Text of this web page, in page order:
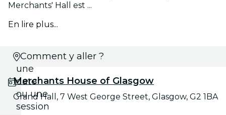
Merchants' Hall est ...
En lire plus...
Choisis
une
date
ou une
session
Comment y aller ?
Merchants House of Glasgow
Grand Hall, 7 West George Street, Glasgow, G2 1BA